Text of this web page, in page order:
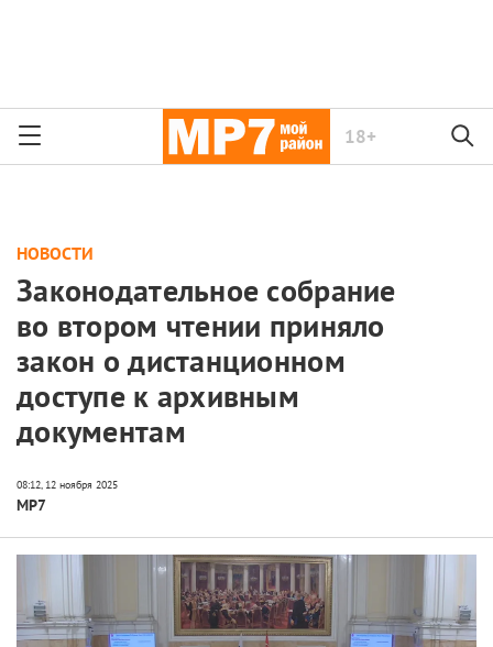
18+
НОВОСТИ
Законодательное собрание
во втором чтении приняло
закон о дистанционном
доступе к архивным
документам
МР7